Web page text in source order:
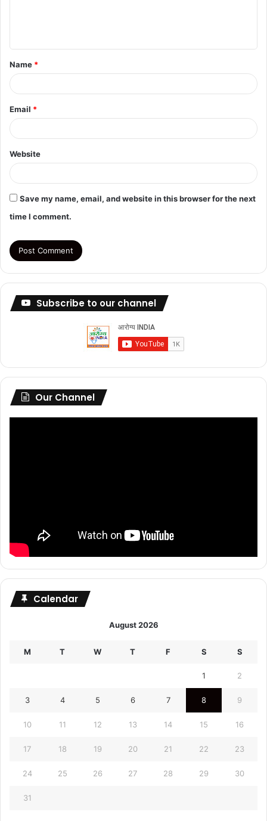
t
*
Name *
Email *
Website
Save my name, email, and website in this browser for the next
time I comment.
Subscribe to our channel
Our Channel
Calendar
August 2026
M T W T F S S
1 2
3 4 5 6 7 8 9
10 11 12 13 14 15 16
17 18 19 20 21 22 23
24 25 26 27 28 29 30
31